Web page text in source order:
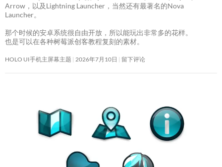
Arrow，以及Lightning Launcher，当然还有最著名的Nova
Launcher。
那个时候的安卓系统很自由开放，所以能玩出非常多的花样。
也是可以在各种树莓派创客教程复刻的素材。
HOLO UI手机主屏幕主题 2026年7月10日 留下评论